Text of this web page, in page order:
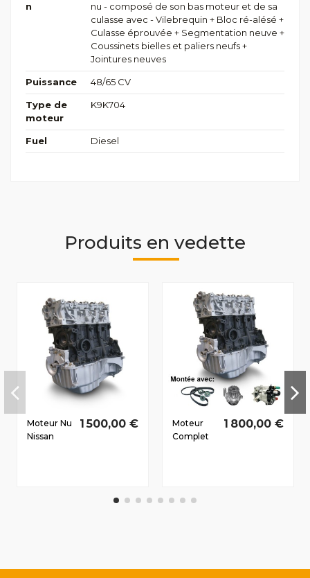
n
nu - composé de son bas moteur et de sa
culasse avec - Vilebrequin + Bloc ré-alésé +
Culasse éprouvée + Segmentation neuve +
Coussinets bielles et paliers neufs +
Jointures neuves
Puissance 48/65 CV
Type de
moteur
K9K704
Fuel Diesel
Produits en vedette
Moteur Nu
Nissan
1 500,00 €
Moteur
Complet
dCi
1 800,00 €